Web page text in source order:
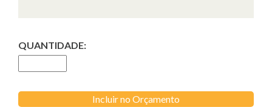
QUANTIDADE:
Incluir no Orçamento